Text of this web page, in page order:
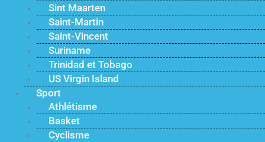
Sint Maarten
Saint-Martin
Saint-Vincent
Suriname
Trinidad et Tobago
US Virgin Island
Sport
Athlétisme
Basket
Cyclisme